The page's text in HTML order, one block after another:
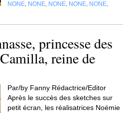
NONE NONE NONE NONE NONE
princesse des
reine de
Par/by Fanny Rédactrice/Editor
Après le succès des sketches sur
petit écran, les réalisatrices Noémie